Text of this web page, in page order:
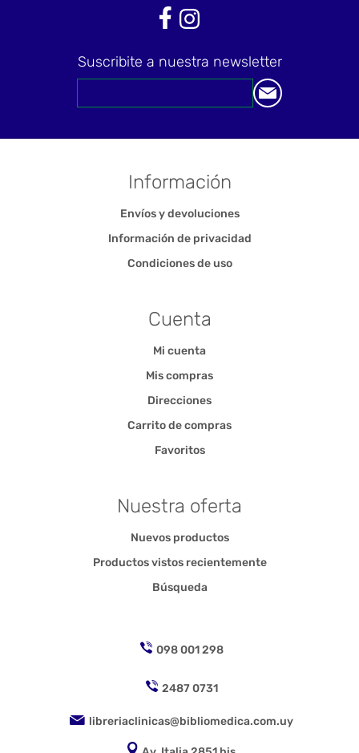
Suscribite a nuestra newsletter
Información
Envíos y devoluciones
Información de privacidad
Condiciones de uso
Cuenta
Mi cuenta
Mis compras
Direcciones
Carrito de compras
Favoritos
Nuestra oferta
Nuevos productos
Productos vistos recientemente
Búsqueda
098 001 298
2487 0731
libreriaclinicas@bibliomedica.com.uy